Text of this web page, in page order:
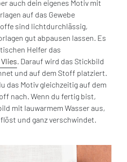
auch dein eigenes Motiv mit
auf das Gewebe
sind lichtdurchlässig,
gut abpausen lassen. Es
Helfer das
. Darauf wird das Stickbild
und auf dem Stoff platziert.
das Motiv gleichzeitig auf dem
nach. Wenn du fertig bist,
mit lauwarmem Wasser aus,
und ganz verschwindet.